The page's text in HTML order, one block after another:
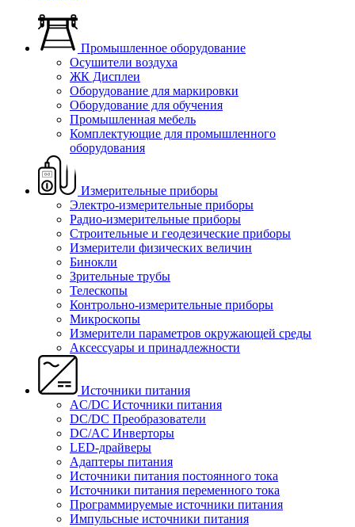
Промышленное оборудование
Осушители воздуха
ЖК Дисплеи
Оборудование для маркировки
Оборудование для обучения
Промышленная мебель
Комплектующие для промышленного
оборудования
Измерительные приборы
Электро-измерительные приборы
Радио-измерительные приборы
Строительные и геодезические приборы
Измерители физических величин
Бинокли
Зрительные трубы
Телескопы
Контрольно-измерительные приборы
Микроскопы
Измерители параметров окружающей среды
Аксессуары и принадлежности
Источники питания
AC/DC Источники питания
DC/DC Преобразователи
DC/AC Инверторы
LED-драйверы
Адаптеры питания
Источники питания постоянного тока
Источники питания переменного тока
Программируемые источники питания
Импульсные источники питания